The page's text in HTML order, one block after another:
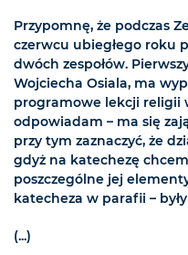
Przypomnę, że podczas
czerwcu ubiegłego roku
dwóch zespołów.
Wojciecha Osiala, ma
programowe lekcji religii
odpowiadam – ma się
przy tym zaznaczyć, że
gdyż na katechezę
poszczególne jej
katecheza w parafii –
(...)